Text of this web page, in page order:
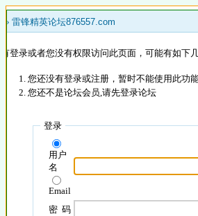
» 雷锋精英论坛876557.com
登录或者您没有权限访问此页面，可能有如下
您还没有登录或注册，暂时不能使用此功
您还不是论坛会员,请先登录论坛
登录
用户
名
Email
密 码